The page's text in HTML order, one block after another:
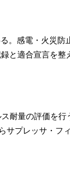
。感電・火災防
と適合宣言を整
耐量の評価を行
サプレッサ・フ